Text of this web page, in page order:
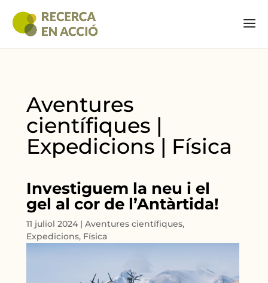
Aventures
científiques |
Expedicions | Física
Investiguem la neu i el
gel al cor de l’Antàrtida!
11 juliol 2024 |Aventures científiques,
Expedicions, Física